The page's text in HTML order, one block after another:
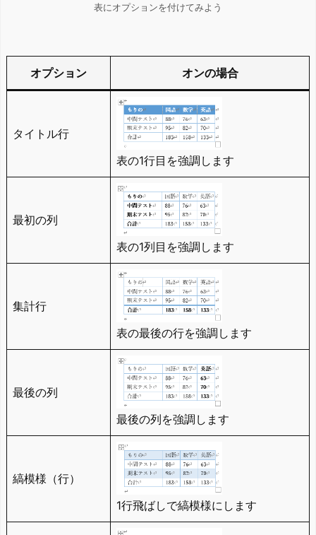
表にオプションを付けてみよう
オプション オンの場合
タイトル行
表の1行目を強調します
最初の列
表の1列目を強調します
集計行
表の最後の行を強調します
最後の列
最後の列を強調します
縞模様（行）
1行飛ばしで縞模様にします